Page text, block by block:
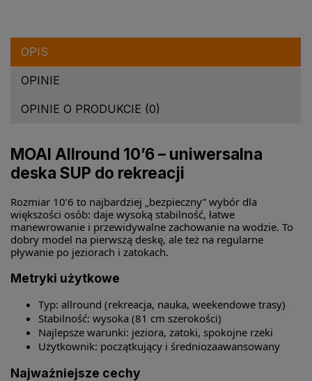
OPIS
OPINIE
OPINIE O PRODUKCIE (0)
MOAI Allround 10’6 – uniwersalna
deska SUP do rekreacji
Rozmiar 10’6 to najbardziej „bezpieczny” wybór dla
większości osób: daje wysoką stabilność, łatwe
manewrowanie i przewidywalne zachowanie na wodzie. To
dobry model na pierwszą deskę, ale też na regularne
pływanie po jeziorach i zatokach.
Metryki użytkowe
Typ: allround (rekreacja, nauka, weekendowe trasy)
Stabilność: wysoka (81 cm szerokości)
Najlepsze warunki: jeziora, zatoki, spokojne rzeki
Użytkownik: początkujący i średniozaawansowany
Najważniejsze cechy